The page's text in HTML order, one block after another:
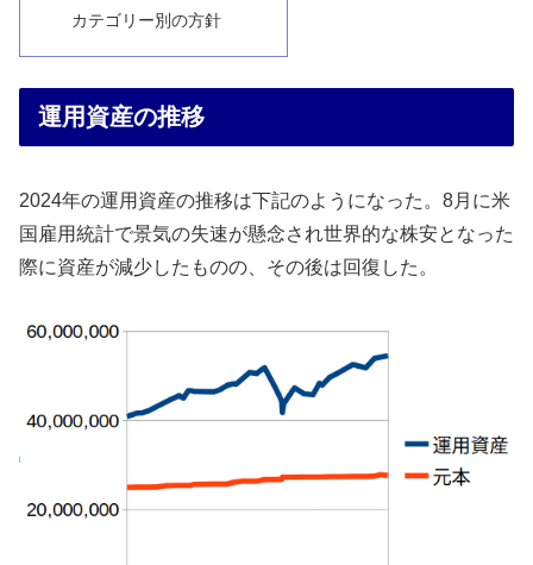
カテゴリー別の方針
運用資産の推移
2024年の運用資産の推移は下記のようになった。8月に米
国雇用統計で景気の失速が懸念され世界的な株安となった
際に資産が減少したものの、その後は回復した。